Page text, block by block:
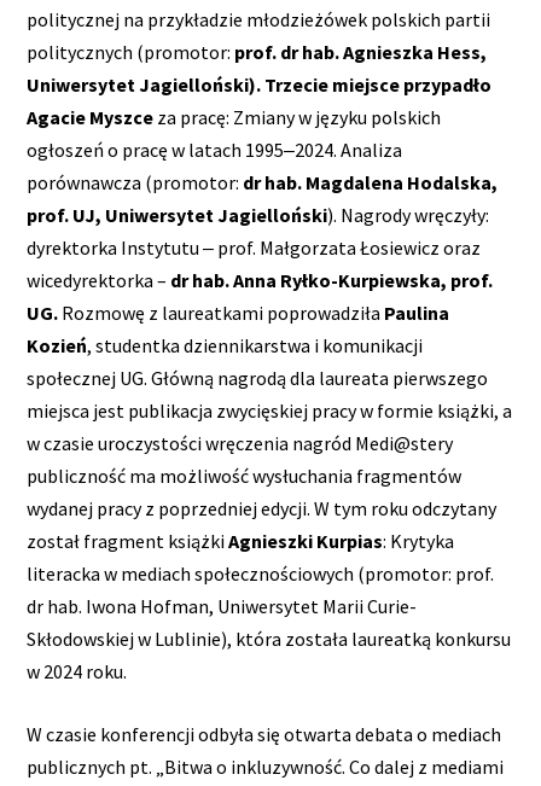
politycznej na przykładzie młodzieżówek polskich partii
politycznych (promotor: prof. dr hab. Agnieszka Hess,
Uniwersytet Jagielloński). Trzecie miejsce przypadło
Agacie Myszce za pracę: Zmiany w języku polskich
ogłoszeń o pracę w latach 1995‒2024. Analiza
porównawcza (promotor: dr hab. Magdalena Hodalska,
prof. UJ, Uniwersytet Jagielloński). Nagrody wręczyły:
dyrektorka Instytutu ‒ prof. Małgorzata Łosiewicz oraz
wicedyrektorka – dr hab. Anna Ryłko-Kurpiewska, prof.
UG. Rozmowę z laureatkami poprowadziła Paulina
Kozień, studentka dziennikarstwa i komunikacji
społecznej UG. Główną nagrodą dla laureata pierwszego
miejsca jest publikacja zwycięskiej pracy w formie książki, a
w czasie uroczystości wręczenia nagród Medi@stery
publiczność ma możliwość wysłuchania fragmentów
wydanej pracy z poprzedniej edycji. W tym roku odczytany
został fragment książkiAgnieszki Kurpias: Krytyka
literacka w mediach społecznościowych (promotor: prof.
dr hab. Iwona Hofman, Uniwersytet Marii Curie-
Skłodowskiej w Lublinie), która została laureatką konkursu
w 2024 roku.
W czasie konferencji odbyła się otwarta debata o mediach
publicznych pt. „Bitwa o inkluzywność. Co dalej z mediami